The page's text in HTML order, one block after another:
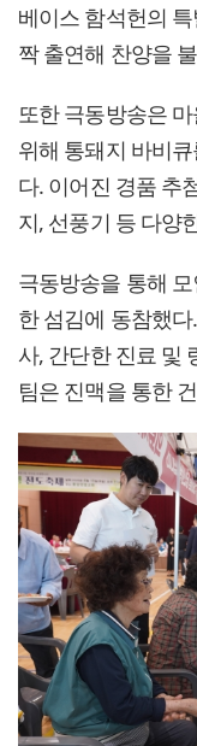
베이스 함석헌의
짝 출연해 찬양을
또한 극동방송은
위해 통돼지 바비
다. 이어진 경품 추
지, 선풍기 등 다양
극동방송을 통해
한 섬김에 동참했
사, 간단한 진료 및
팀은 진맥을 통한